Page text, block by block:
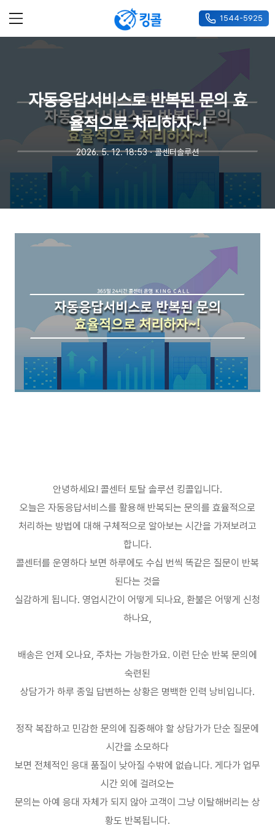
1544-5925
메뉴
자동응답서비스로 반복된 문의 효
율적으로 처리하자~!
2026. 5. 12. 18:53ㆍ콜센터솔루션
안녕하세요! 콜센터 토탈 솔루션 킹콜입니다.
오늘은 자동응답서비스를 활용해 반복되는 문의를 효율적으로
처리하는 방법에 대해 구체적으로 알아보는 시간을 가져보려고
합니다.
콜센터를 운영하다 보면 하루에도 수십 번씩 똑같은 질문이 반복
된다는 것을
실감하게 됩니다. 영업시간이 어떻게 되나요, 환불은 어떻게 신청
하나요,
배송은 언제 오나요, 주차는 가능한가요. 이런 단순 반복 문의에
숙련된
상담가가 하루 종일 답변하는 상황은 명백한 인력 낭비입니다.
정작 복잡하고 민감한 문의에 집중해야 할 상담가가 단순 질문에
시간을 소모하다
보면 전체적인 응대 품질이 낮아질 수밖에 없습니다. 게다가 업무
시간 외에 걸려오는
문의는 아예 응대 자체가 되지 않아 고객이 그냥 이탈해버리는 상
황도 반복됩니다.